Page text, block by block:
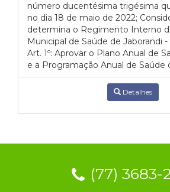
número ducentésima trigésima
no dia 18 de maio de 2022;
determina o Regimento Interno
Municipal de Saúde de Jaborandi -
Art. 1º: Aprovar o Plano Anual de
e a Programação Anual de Saúde
Detalhes
(77) 3683-